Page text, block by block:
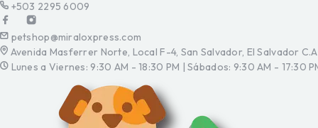
+503 2295 6009
petshop@miraloxpress.com
Avenida Masferrer Norte, Local F-4, San Salvador, El Salvador
Lunes a Viernes: 9:30 AM - 18:30 PM | Sábados: 9:30 AM - 17:30